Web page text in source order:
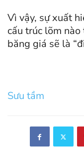
Vì vậy, sự xuất
cấu trúc lõm
băng giá sẽ là
Sưu tầm